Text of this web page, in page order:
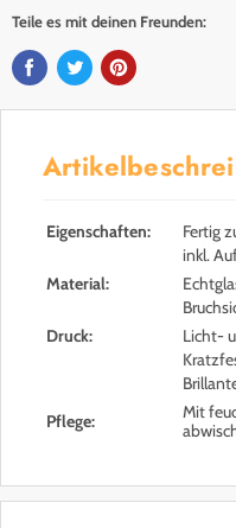
Teile es mit deinen Freunden:
Eigenschaften:
Fertig
inkl.
Material:
Druck:
Licht-
Pflege:
Mit